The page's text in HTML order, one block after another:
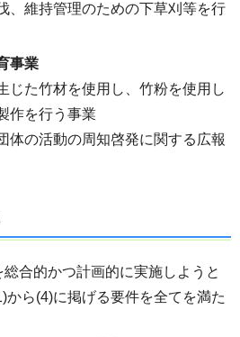
、維持管理のための下草刈等を行
事業
じた竹材を使用し、竹粉を使用し
作を行う事業
体の活動の周知啓発に関する広報
合的かつ計画的に実施しようと
から(4)に掲げる要件を全てを満た